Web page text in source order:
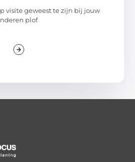
visite geweest te zijn bij jouw
plof